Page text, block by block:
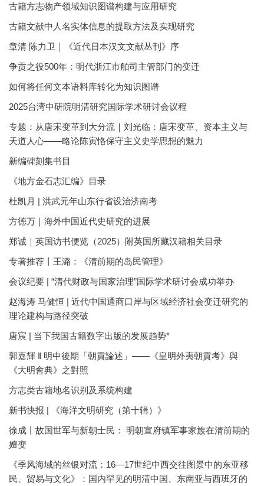
古籍方志物产领域知识图谱构建与应用研究
古籍文献中人名实体信息的提取方法及实现研究
章清 陈力卫｜《近代日本汉文文献丛刊》序
争贡之役500年：明代浙江市舶司主管部门的变迁
如何将任何文本语料库转化为知识图谱
2025台湾中研院明清研究国际学术研讨会议程
专题：从唐宋变革到大分流｜刘光临：唐宋变革、资本主义与
天道人心——略论陈寅恪保守主义史学思想的魅力
新编碑刻集书目
《地方金石志汇编》目录
杜凯月 | 洪武元年山东行省设治济南考
方徳万｜海外中国近代史研究的进展
郑诚｜英国访书便览（2025）附英国所藏汉籍相关目录
专著推荐丨王潞：《清前期的岛民管理》
会议纪要 | “清代财政与国家治理”国际学术研讨会成功举办
赵海涛 马健恒 | 近代中国通商口岸与区域经济社会变迁研究的
理论建构与路径突破
唐宸 | 当下我国古籍数字出版的发展趋势*
郭嘉輝 ‖ 明中後期「朝貢論述」——《皇明外夷朝貢考》與
《大明會典》之對照
方志类古籍地名识别及系统构建
新书快报 | 《海洋文明研究（第十辑）》
徐成丨故国世军与新朝士民： 明朝宣府镇军事家族在清前期的
嬗变
《季风海域的丝银对流：16—17世纪中西交往图景中的东亚移
民、贸易与文化》：国内罕见的明清中国、东南亚与西班牙的